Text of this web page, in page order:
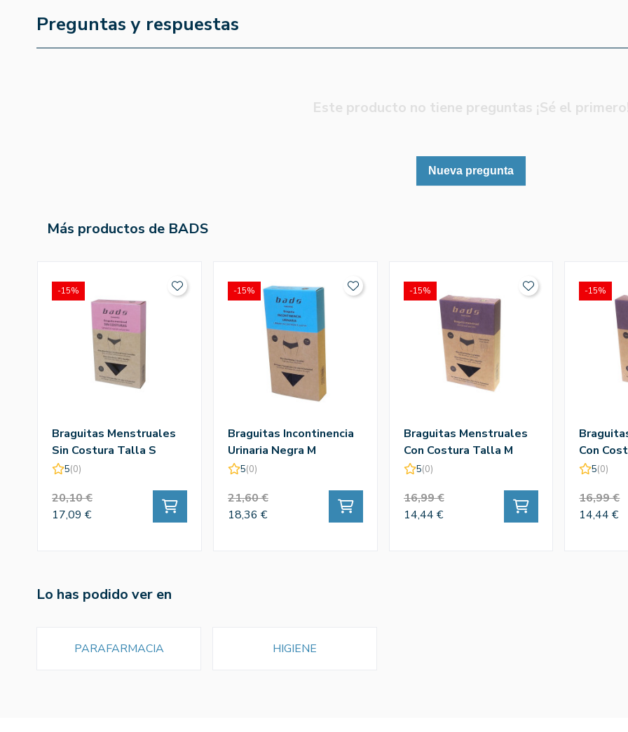
Preguntas y respuestas
Este producto no tiene preguntas ¡Sé el
Nueva pregunta
Más productos de BADS
Braguitas Menstruales
Sin Costura Talla S
5(0)
20,10 €
17,09 €
-15%
Braguitas Incontinencia
Urinaria Negra M
5(0)
21,60 €
18,36 €
-15%
Braguitas Menstruales
Con Costura Talla M
5(0)
16,99 €
14,44 €
-15%
Con
5(0)
16,99 €
14,44 €
-15%
Lo has podido ver en
PARAFARMACIA HIGIENE